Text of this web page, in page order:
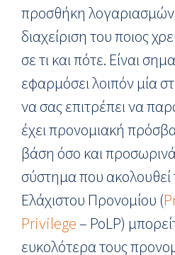
προσθήκη λογαριασμών
διαχείριση του ποιος
σε τι και πότε. Είναι
εφαρμόσει λοιπόν μία
να σας επιτρέπει να
έχει προνομιακή
βάση όσο και
σύστημα που
Ελάχιστου Προνομίου (
Privilege– PoLP)
ευκολότερα τους